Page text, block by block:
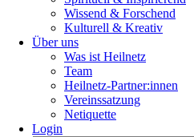
Wissend & Forschend
Kulturell & Kreativ
Über uns
Was ist Heilnetz
Team
Heilnetz-Partner:innen
Vereinssatzung
Netiquette
Login